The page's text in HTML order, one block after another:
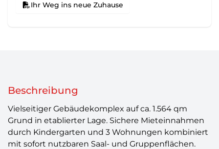
Ihr Weg ins neue Zuhause
Beschreibung
Vielseitiger Gebäudekomplex auf ca. 1.564 qm
Grund in etablierter Lage. Sichere Mieteinnahmen
durch Kindergarten und 3 Wohnungen kombiniert
mit sofort nutzbaren Saal- und Gruppenflächen.